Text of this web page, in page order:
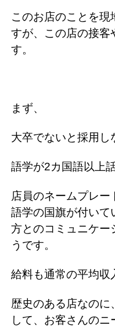
このお店のことを
すが、この店の接客
す。
まず、
大卒でないと採用し
語学が2カ国語以上
店員のネームプレー
語学の国旗が付いて
方とのコミュニケー
うです。
給料も通常の平均収
歴史のある店なの
して、お客さんの